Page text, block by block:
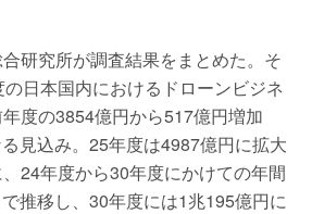
研究所が調査結果をまとめた。そ
日本国内におけるドローンビジネ
度の3854億円から517億円増加
見込み。25年度は4987億円に拡大
24年度から30年度にかけての年間
推移し、30年度には1兆195億円に